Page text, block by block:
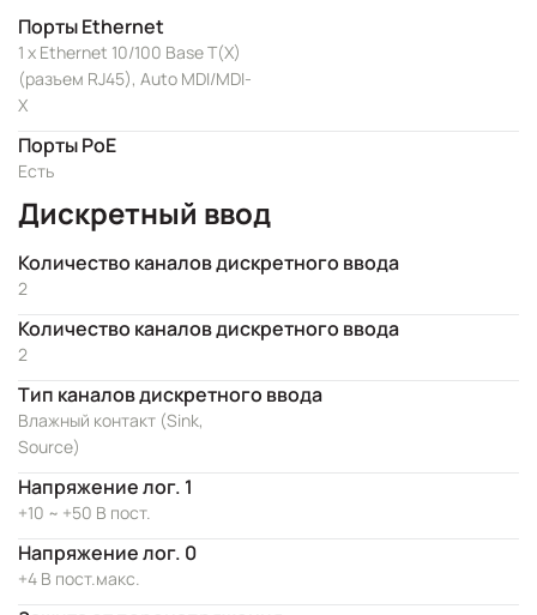
Порты Ethernet
1 x Ethernet 10/100 Base T(X)
(разъем RJ45), Auto MDI/MDI-
X
Порты PoE
Есть
Дискретный ввод
Количество каналов дискретного ввода
2
Количество каналов дискретного ввода
2
Тип каналов дискретного ввода
Влажный контакт (Sink,
Source)
Напряжение лог. 1
+10 ~ +50 В пост.
Напряжение лог. 0
+4 В пост.макс.